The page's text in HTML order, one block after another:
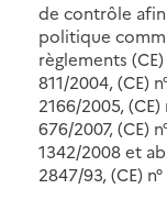
de contrôle
politique
règlements (CE)
811/2004, (CE)
2166/2005, (CE)
676/2007, (CE)
1342/2008 et
2847/93, (CE)